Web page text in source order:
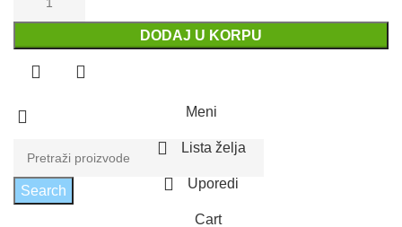
DODAJ U KORPU
Search
Meni
Lista želja
Uporedi
Cart